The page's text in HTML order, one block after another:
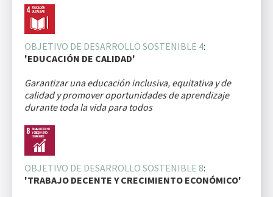
OBJETIVO DE DESARROLLO SOSTENIBLE 4:
'EDUCACIÓN DE CALIDAD'
Garantizar una educación inclusiva, equitativa y de
calidad y promover oportunidades de aprendizaje
durante toda la vida para todos
OBJETIVO DE DESARROLLO SOSTENIBLE 8:
'TRABAJO DECENTE Y CRECIMIENTO ECONÓMICO'